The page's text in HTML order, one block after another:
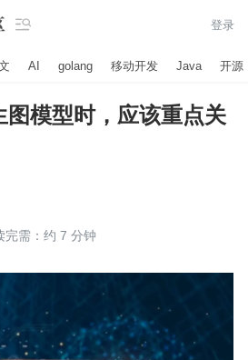
 登录
AI golang 移动开发 Java 开源
图模型时，应该重点关
完需：约 7 分钟